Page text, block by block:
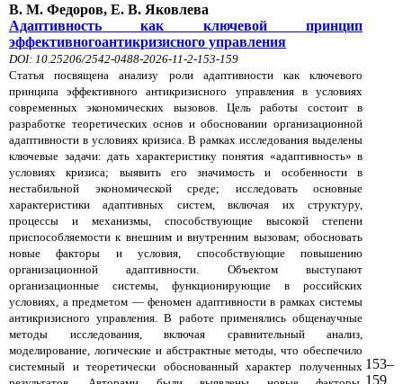
В. М. Федоров, Е. В. Яковлева
Адаптивность как ключевой принцип
эффективногоантикризисного управления
DOI: 10.25206/2542-0488-2026-11-2-153-159
Статья посвящена анализу роли адаптивности как ключевого
принципа эффективного антикризисного управления в условиях
современных экономических вызовов. Цель работы состоит в
разработке теоретических основ и обосновании организационной
адаптивности в условиях кризиса. В рамках исследования выделены
ключевые задачи: дать характеристику понятия «адаптивность» в
условиях кризиса; выявить его значимость и особенности в
нестабильной экономической среде; исследовать основные
характеристики адаптивных систем, включая их структуру,
процессы и механизмы, способствующие высокой степени
приспособляемости к внешним и внутренним вызовам; обосновать
новые факторы и условия, способствующие повышению
организационной адаптивности. Объектом выступают
организационные системы, функционирующие в российских
условиях, а предметом — феномен адаптивности в рамках системы
антикризисного управления. В работе применялись общенаучные
методы исследования, включая сравнительный анализ,
моделирование, логические и абстрактные методы, что обеспечило
системный и теоретически обоснованный характер полученных 153–
159